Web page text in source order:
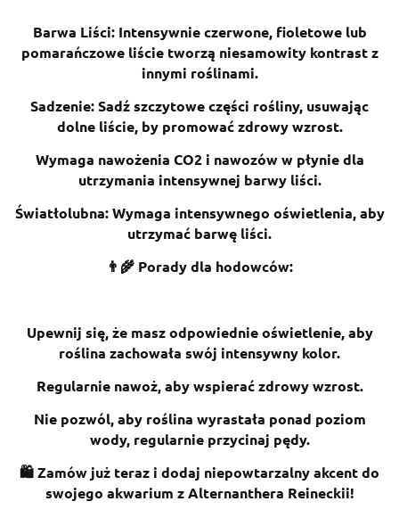
Barwa Liści: Intensywnie czerwone, fioletowe lub
pomarańczowe liście tworzą niesamowity kontrast z
innymi roślinami.
Sadzenie: Sadź szczytowe części rośliny, usuwając
dolne liście, by promować zdrowy wzrost.
Wymaga nawożenia CO2 i nawozów w płynie dla
utrzymania intensywnej barwy liści.
Światłolubna: Wymaga intensywnego oświetlenia, aby
utrzymać barwę liści.
👨‍🌾 Porady dla hodowców:
Upewnij się, że masz odpowiednie oświetlenie, aby
roślina zachowała swój intensywny kolor.
Regularnie nawoż, aby wspierać zdrowy wzrost.
Nie pozwól, aby roślina wyrastała ponad poziom
wody, regularnie przycinaj pędy.
🛍️ Zamów już teraz i dodaj niepowtarzalny akcent do
swojego akwarium z Alternanthera Reineckii!